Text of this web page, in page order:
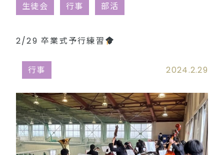
生徒会 行事 部活
2/29 卒業式予行練習
2024.2.29
行事